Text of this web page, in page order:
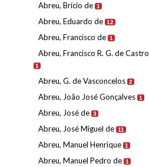
Abreu, Brício de 1
Abreu, Eduardo de 12
Abreu, Francisco de 1
Abreu, Francisco R. G. de Castro
1
Abreu, G. de Vasconcelos 2
Abreu, João José Gonçalves 1
Abreu, José de 3
Abreu, José Miguel de 11
Abreu, Manuel Henrique 1
Abreu, Manuel Pedro de 1